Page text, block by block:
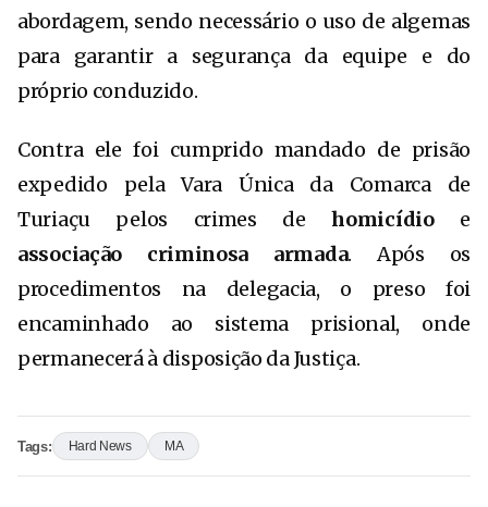
abordagem, sendo necessário o uso de algemas
para garantir a segurança da equipe e do
próprio conduzido.
Contra ele foi cumprido mandado de prisão
expedido pela Vara Única da Comarca de
Turiaçu pelos crimes dehomicídioe
associação criminosa armada. Após os
procedimentos na delegacia, o preso foi
encaminhado ao sistema prisional, onde
permanecerá à disposição da Justiça.
Tags: Hard News MA